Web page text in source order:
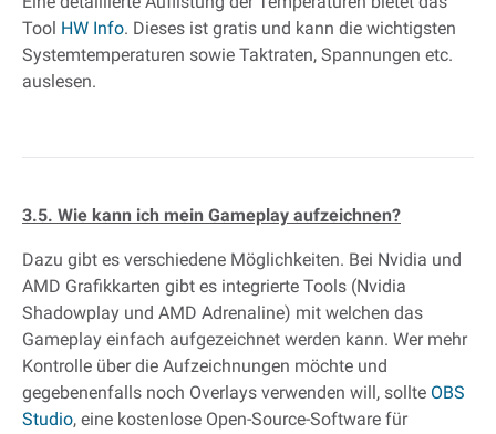
Tool HW Info. Dieses ist gratis und kann die wichtigsten
Systemtemperaturen sowie Taktraten, Spannungen etc.
auslesen.
3.5. Wie kann ich mein Gameplay aufzeichnen?
Dazu gibt es verschiedene Möglichkeiten. Bei Nvidia und
AMD Grafikkarten gibt es integrierte Tools (Nvidia
Shadowplay und AMD Adrenaline) mit welchen das
Gameplay einfach aufgezeichnet werden kann. Wer mehr
Kontrolle über die Aufzeichnungen möchte und
gegebenenfalls noch Overlays verwenden will, sollte OBS
Studio, eine kostenlose Open-Source-Software für